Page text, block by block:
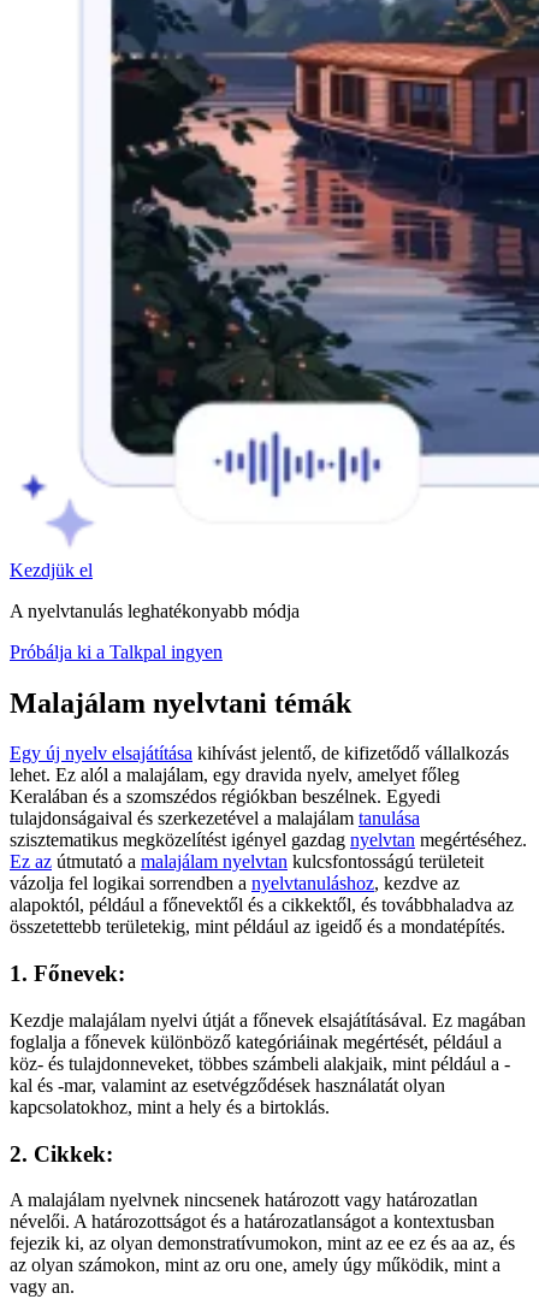
Kezdjük el
A nyelvtanulás leghatékonyabb módja
Próbálja ki a Talkpal ingyen
Malajálam nyelvtani témák
Egy új nyelv elsajátítása kihívást jelentő, de kifizetődő vállalkozás
lehet. Ez alól a malajálam, egy dravida nyelv, amelyet főleg
Keralában és a szomszédos régiókban beszélnek. Egyedi
tulajdonságaival és szerkezetével a malajálam tanulása
szisztematikus megközelítést igényel gazdag nyelvtan megértéséhez.
Ez az útmutató a malajálam nyelvtan kulcsfontosságú területeit
vázolja fel logikai sorrendben a nyelvtanuláshoz, kezdve az
alapoktól, például a főnevektől és a cikkektől, és továbbhaladva az
összetettebb területekig, mint például az igeidő és a mondatépítés.
1. Főnevek:
Kezdje malajálam nyelvi útját a főnevek elsajátításával. Ez magában
foglalja a főnevek különböző kategóriáinak megértését, például a
köz- és tulajdonneveket, többes számbeli alakjaik, mint például a -
kal és -mar, valamint az esetvégződések használatát olyan
kapcsolatokhoz, mint a hely és a birtoklás.
2. Cikkek:
A malajálam nyelvnek nincsenek határozott vagy határozatlan
névelői. A határozottságot és a határozatlanságot a kontextusban
fejezik ki, az olyan demonstratívumokon, mint az ee ez és aa az, és
az olyan számokon, mint az oru one, amely úgy működik, mint a
vagy an.